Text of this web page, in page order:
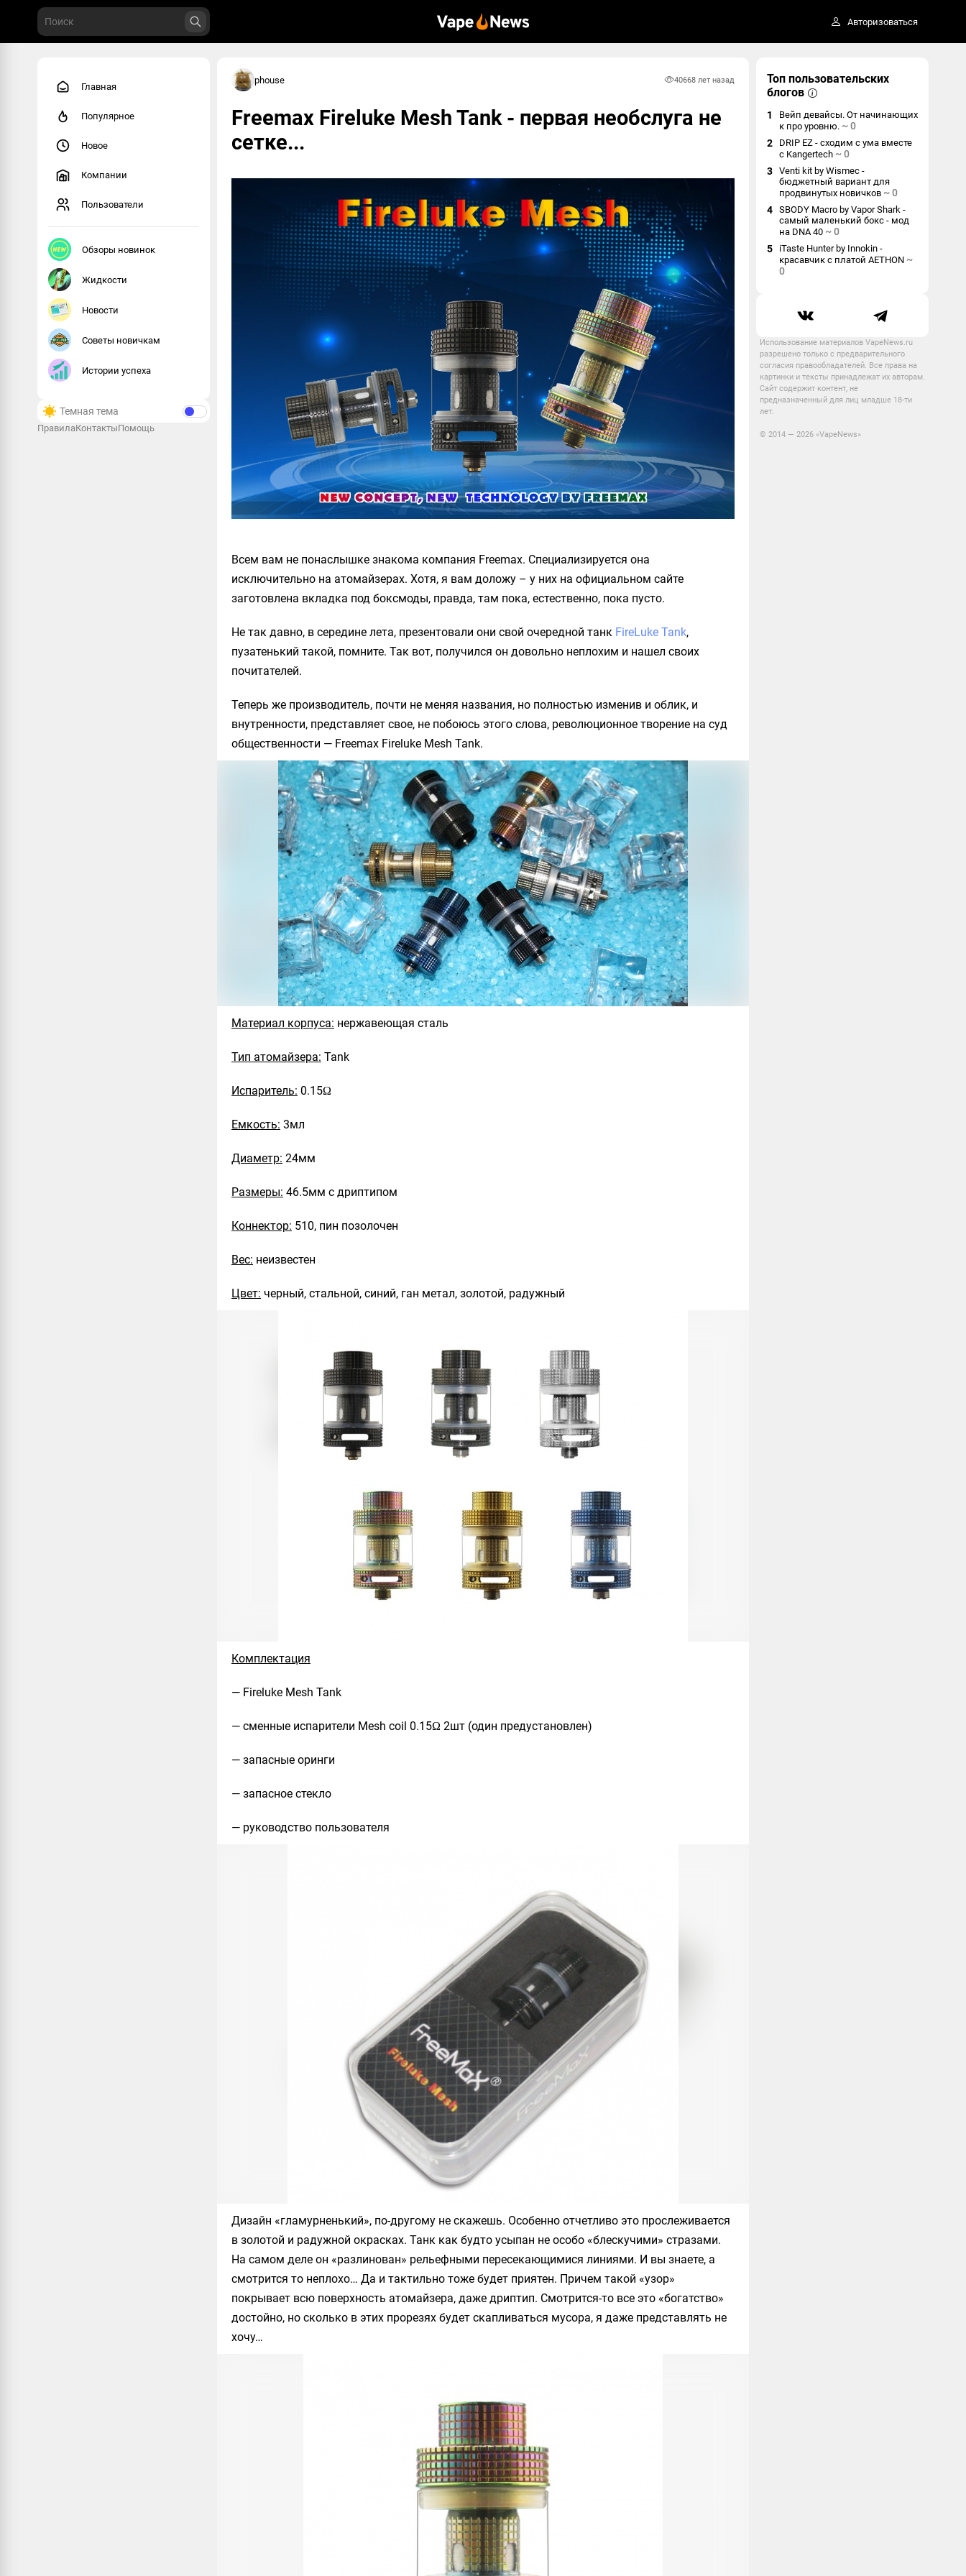
Авторизоваться
Главная
Популярное
Новое
Компании
Пользователи
Обзоры новинок
Жидкости
Новости
Советы новичкам
Истории успеха
Темная тема
ПравилаКонтактыПомощь
phouse 40668 лет назад
Freemax Fireluke Mesh Tank - первая необслуга не
сетке...
Всем вам не понаслышке знакома компания Freemax. Специализируется она
исключительно на атомайзерах. Хотя, я вам доложу – у них на официальном сайте
заготовлена вкладка под боксмоды, правда, там пока, естественно, пока пусто.
Не так давно, в середине лета, презентовали они свой очередной танк FireLuke Tank,
пузатенький такой, помните. Так вот, получился он довольно неплохим и нашел своих
почитателей.
Теперь же производитель, почти не меняя названия, но полностью изменив и облик, и
внутренности, представляет свое, не побоюсь этого слова, революционное творение на суд
общественности — Freemax Fireluke Mesh Tank.
Материал корпуса: нержавеющая сталь
Тип атомайзера: Tank
Испаритель: 0.15Ω
Емкость: 3мл
Диаметр: 24мм
Размеры: 46.5мм с дриптипом
Коннектор: 510, пин позолочен
Вес: неизвестен
Цвет: черный, стальной, синий, ган метал, золотой, радужный
Комплектация
— Fireluke Mesh Tank
— сменные испарители Mesh coil 0.15Ω 2шт (один предустановлен)
— запасные оринги
— запасное стекло
— руководство пользователя
Дизайн «гламурненький», по-другому не скажешь. Особенно отчетливо это прослеживается
в золотой и радужной окрасках. Танк как будто усыпан не особо «блескучими» стразами.
На самом деле он «разлинован» рельефными пересекающимися линиями. И вы знаете, а
смотрится то неплохо… Да и тактильно тоже будет приятен. Причем такой «узор»
покрывает всю поверхность атомайзера, даже дриптип. Смотрится-то все это «богатство»
достойно, но сколько в этих прорезях будет скапливаться мусора, я даже представлять не
хочу…
Топ пользовательских
блогов
1
Вейп девайсы. От начинающих
к про уровню. ~0
2
DRIP EZ - сходим с ума вместе
с Kangertech ~0
3 Venti kit by Wismec -
бюджетный вариант для
продвинутых новичков ~0
4 SBODY Macro by Vapor Shark -
самый маленький бокс - мод
на DNA 40 ~0
5
iTaste Hunter by Innokin -
красавчик с платой AETHON ~
0
Использование материалов VapeNews.ru
разрешено только с предварительного
согласия правообладателей. Все права на
картинки и тексты принадлежат их авторам.
Сайт содержит контент, не
предназначенный для лиц младше 18-ти
лет.
© 2014 — 2026 «VapeNews»